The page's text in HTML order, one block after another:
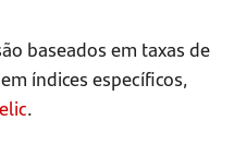
baseados em taxas de
índices específicos,
.